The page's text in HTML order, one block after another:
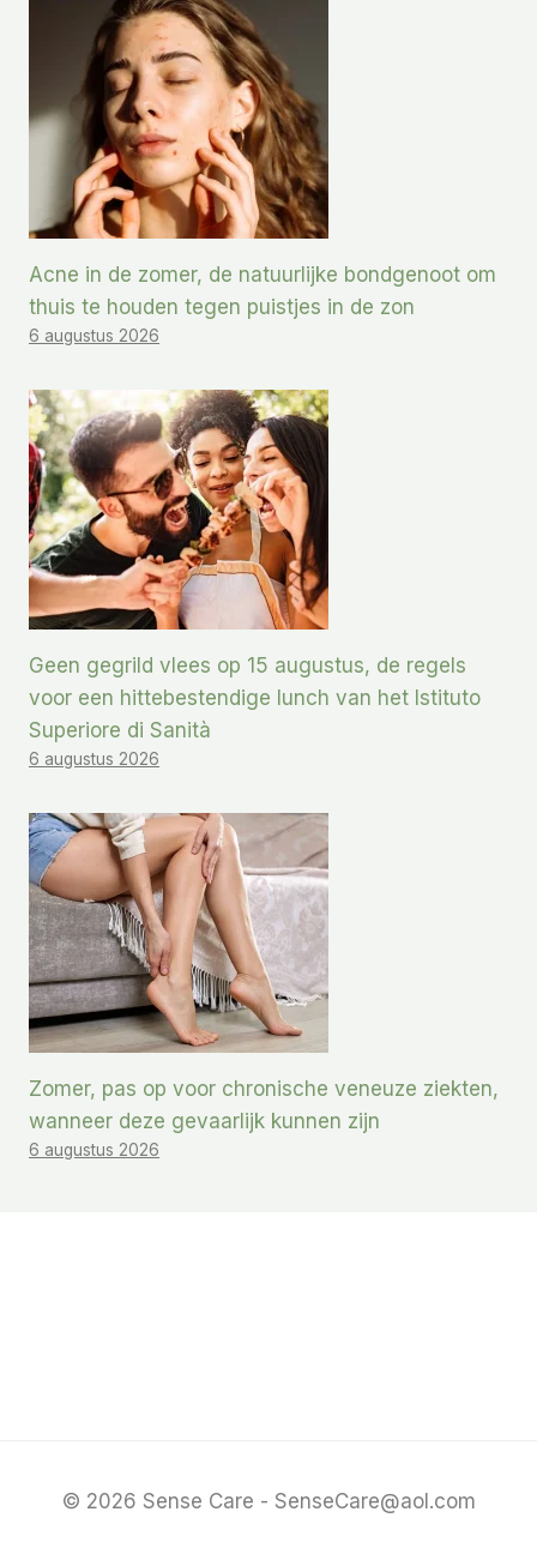
Acne in de zomer, de natuurlijke bondgenoot om
thuis te houden tegen puistjes in de zon
6 augustus 2026
Geen gegrild vlees op 15 augustus, de regels
voor een hittebestendige lunch van het Istituto
Superiore di Sanità
6 augustus 2026
Zomer, pas op voor chronische veneuze ziekten,
wanneer deze gevaarlijk kunnen zijn
6 augustus 2026
© 2026 Sense Care - SenseCare@aol.com